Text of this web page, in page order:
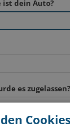
ist dein Auto?
es zugelassen?
Cookies